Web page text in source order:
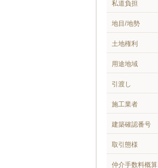
私道負担
地目/地勢
土地権利
用途地域
引渡し
施工業者
建築確認番号
取引態様
仲介手数料概算